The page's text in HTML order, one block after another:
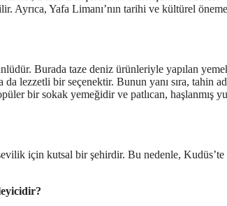
Ayrıca, Yafa Limanı’nın tarihi ve kültürel
Burada taze deniz ürünleriyle yapılan
da lezzetli bir seçenektir. Bunun yanı sıra, tahin
bir sokak yemeğidir ve patlıcan, haşlanmış
için kutsal bir şehirdir. Bu nedenle, Kudüs’te